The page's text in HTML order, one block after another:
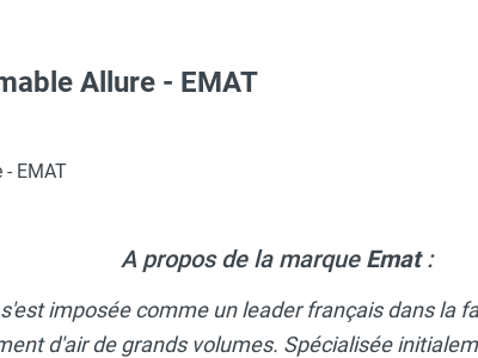
au gaz à condensation ALLURE B 16 HR - EMAT
au Gaz à Condensation ALLURE B 25 HR - EMAT
au gaz à condensation ALLURE B 40 HR - EMAT
Allure - EMAT
EMAT
A propos de la marque Emat:
s'est imposée comme un leader français dans la
d'air de grands volumes. Spécialisée